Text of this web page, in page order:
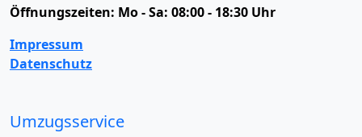
Öffnungszeiten: Mo - Sa: 08:00 - 18:30 Uhr
Impressum
Datenschutz
Umzugsservice